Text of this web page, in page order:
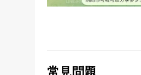
常見問題